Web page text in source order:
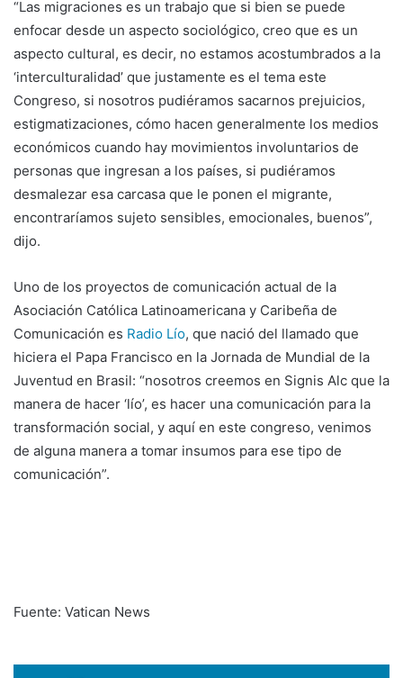
“Las migraciones es un trabajo que si bien se puede
enfocar desde un aspecto sociológico, creo que es un
aspecto cultural, es decir, no estamos acostumbrados a la
‘interculturalidad’ que justamente es el tema este
Congreso, si nosotros pudiéramos sacarnos prejuicios,
estigmatizaciones, cómo hacen generalmente los medios
económicos cuando hay movimientos involuntarios de
personas que ingresan a los países, si pudiéramos
desmalezar esa carcasa que le ponen el migrante,
encontraríamos sujeto sensibles, emocionales, buenos”,
dijo.
Uno de los proyectos de comunicación actual de la
Asociación Católica Latinoamericana y Caribeña de
Comunicación es Radio Lío, que nació del llamado que
hiciera el Papa Francisco en la Jornada de Mundial de la
Juventud en Brasil: “nosotros creemos en Signis Alc que la
manera de hacer ‘lío’, es hacer una comunicación para la
transformación social, y aquí en este congreso, venimos
de alguna manera a tomar insumos para ese tipo de
comunicación”.
Fuente: Vatican News